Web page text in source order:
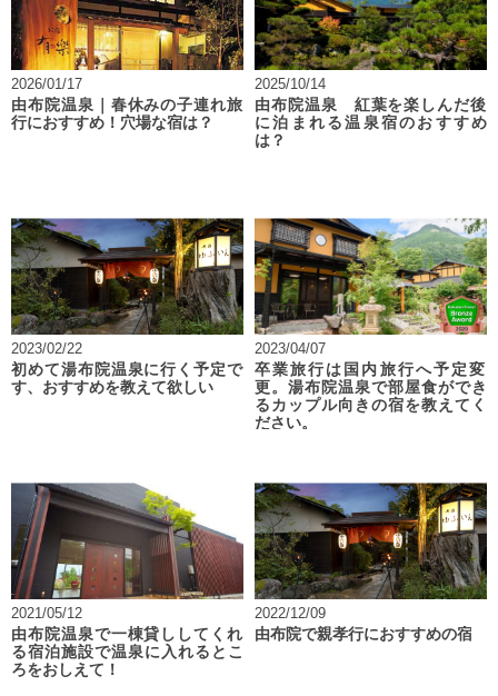
2026/01/17
由布院温泉｜春休みの子連れ旅
行におすすめ！穴場な宿は？
2025/10/14
由布院温泉 紅葉を楽しんだ後
に泊まれる温泉宿のおすすめ
は？
2023/02/22
初めて湯布院温泉に行く予定で
す、おすすめを教えて欲しい
2023/04/07
卒業旅行は国内旅行へ予定変
更。湯布院温泉で部屋食ができ
るカップル向きの宿を教えてく
ださい。
2021/05/12
由布院温泉で一棟貸ししてくれ
る宿泊施設で温泉に入れるとこ
ろをおしえて！
2022/12/09
由布院で親孝行におすすめの宿